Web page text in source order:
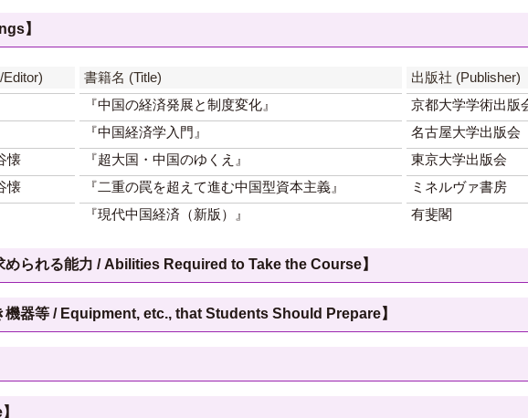
】
書籍名 (Title)
出版社 (Publisher)
『中国の経済発展と制度変化』
京都大学学術出版
『中国経済学入門』
名古屋大学出版会
懐 『超大国・中国のゆくえ』
東京大学出版会
懐 『二重の罠を超えて進む中国型資本主義』
ミネルヴァ書房
『現代中国経済（新版）』 有斐閣
められる能力 / Abilities Required to Take the Course】
機器等 / Equipment, etc., that Students Should Prepare】